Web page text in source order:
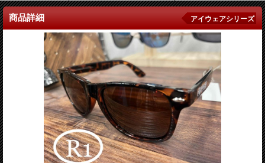
商品詳細 アイウェアシリーズ